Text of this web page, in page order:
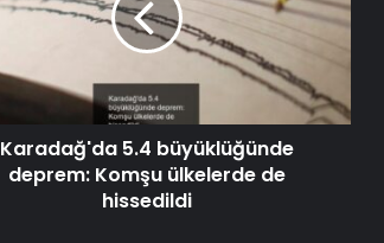
Karadağ'da 5.4 büyüklüğünde
deprem: Komşu ülkelerde de
hissedildi